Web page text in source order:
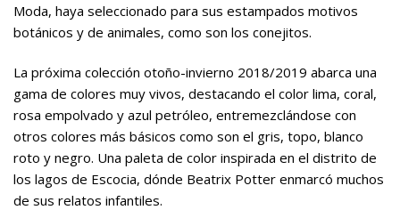
Moda, haya seleccionado para sus estampados motivos
botánicos y de animales, como son los conejitos.
La próxima colección otoño-invierno 2018/2019 abarca una
gama de colores muy vivos, destacando el color lima, coral,
rosa empolvado y azul petróleo, entremezclándose con
otros colores más básicos como son el gris, topo, blanco
roto y negro. Una paleta de color inspirada en el distrito de
los lagos de Escocia, dónde Beatrix Potter enmarcó muchos
de sus relatos infantiles.